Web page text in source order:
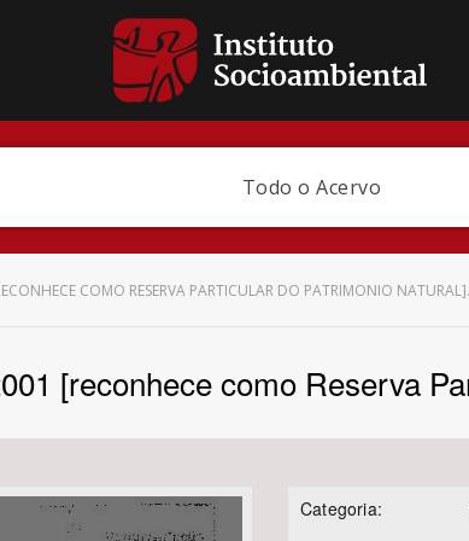
Todo o Acervo
COMO RESERVA PARTICULAR DO PATRIMONIO NATURAL].
[reconhece como Reserva
Categoria: